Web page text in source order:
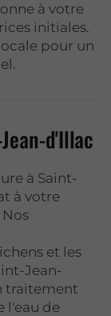
à votre
initiales.
pour un
d'Illac
à Saint-
à votre
et les
Jean-
traitement
l'eau de